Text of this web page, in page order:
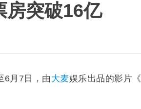
房突破16亿
6月7日，由大麦娱乐出品的影片《